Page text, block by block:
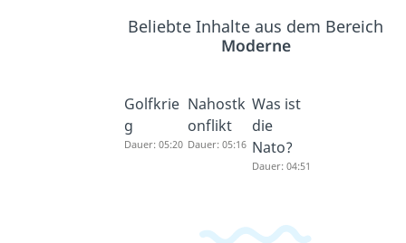
Beliebte Inhalte aus dem Bereich
Moderne
Golfkrie
g
Dauer: 05:20
Nahostk
onflikt
Dauer: 05:16
Was ist
die
Nato?
Dauer: 04:51